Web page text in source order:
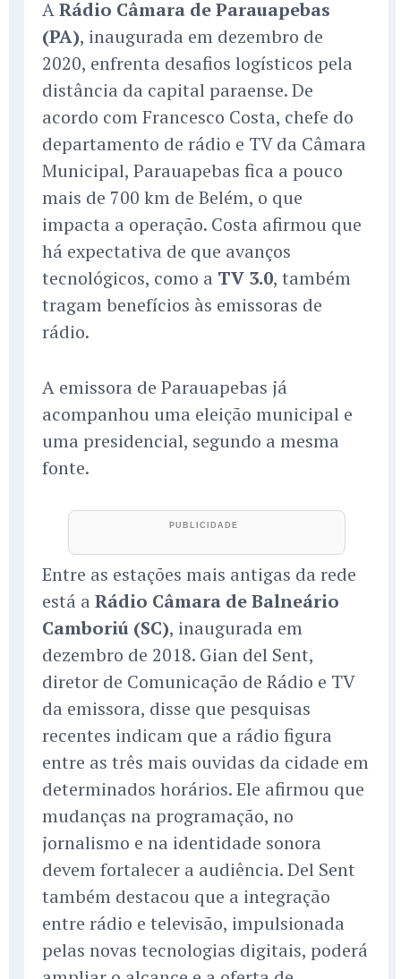
ARádio Câmara de Parauapebas
(PA), inaugurada em dezembro de
2020, enfrenta desafios logísticos pela
distância da capital paraense. De
acordo com Francesco Costa, chefe do
departamento de rádio e TV da Câmara
Municipal, Parauapebas fica a pouco
mais de 700 km de Belém, o que
impacta a operação. Costa afirmou que
há expectativa de que avanços
tecnológicos, como a TV 3.0, também
tragam benefícios às emissoras de
rádio.
A emissora de Parauapebas já
acompanhou uma eleição municipal e
uma presidencial, segundo a mesma
fonte.
Entre as estações mais antigas da rede
está a Rádio Câmara de Balneário
Camboriú (SC), inaugurada em
dezembro de 2018. Gian del Sent,
diretor de Comunicação de Rádio e TV
da emissora, disse que pesquisas
recentes indicam que a rádio figura
entre as três mais ouvidas da cidade em
determinados horários. Ele afirmou que
mudanças na programação, no
jornalismo e na identidade sonora
devem fortalecer a audiência. Del Sent
também destacou que a integração
entre rádio e televisão, impulsionada
pelas novas tecnologias digitais, poderá